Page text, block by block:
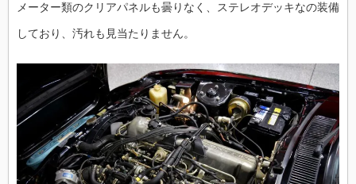
メーター類のクリアパネルも曇りなく、ステレオデッキなの装備
しており、汚れも見当たりません。